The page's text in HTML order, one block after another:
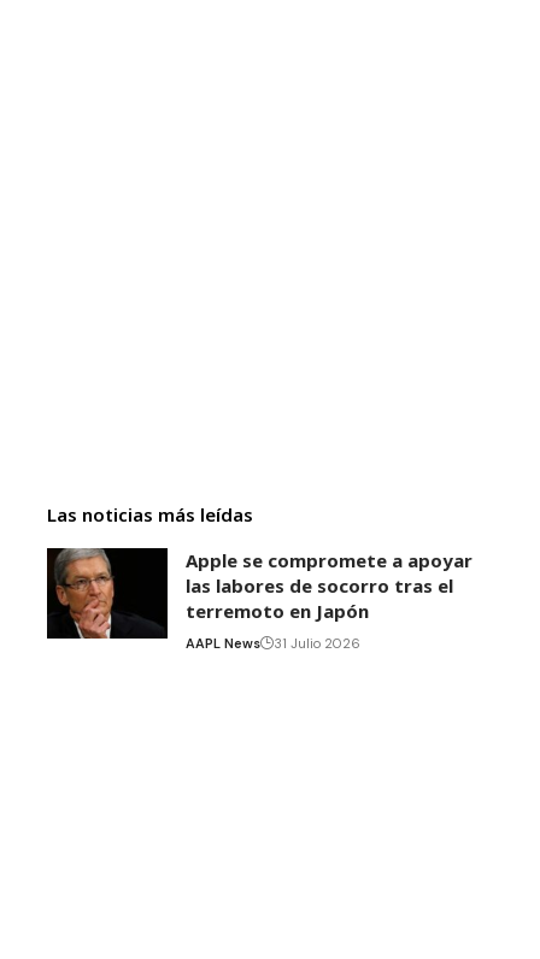
Las noticias más leídas
Apple se compromete a apoyar
las labores de socorro tras el
terremoto en Japón
AAPL News 31 Julio 2026